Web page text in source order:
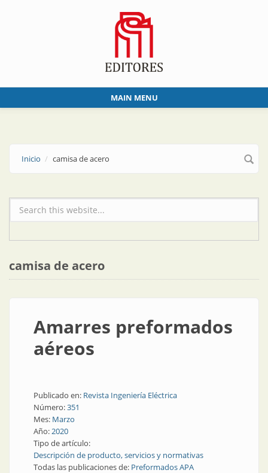
MAIN MENU
Inicio camisa de acero
Formulario de búsqueda
camisa de acero
Amarres preformados
aéreos
Publicado en: Revista Ingeniería Eléctrica
Número:351
Mes: Marzo
Año:2020
Tipo de artículo:
Descripción de producto, servicios y normativas
Todas las publicaciones de: Preformados APA